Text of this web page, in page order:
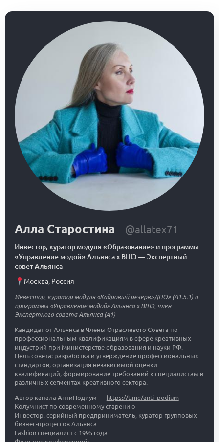
Алла Старостина @allatex71
Инвестор, куратор модуля «Образование» и программы
«Управление модой» Альянса х ВШЭ —Экспертный
совет Альянса
Москва, Россия
Инвестор, куратор модуля «Кадровый резерв>ДПО» (A1.5.1) и
программы «Управление модой» Альянса х ВШЭ, член
Экспертного совета Альянса (A1)
Кандидат от Альянса в Члены Отраслевого Совета по
профессиональным квалификациям в сфере креативных
индустрий при Министерстве образования и науки РФ.
Цель совета: разработка и утверждение профессиональных
стандартов, организация независимой оценки
квалификаций, формирование требований к специалистам в
различных сегментах креативного сектора.
Автор канала АнтиПодиум
https://t.me/anti_podium
Колумнист по современному старению
Инвестор, серийный предприниматель, куратор групповых
бизнес-процессов Альянса
Fashion специалист с 1995 года